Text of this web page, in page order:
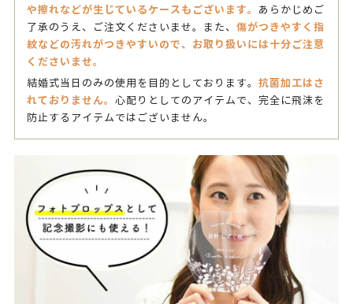
や擦れなどが生じているケースもございます。 あらかじめご
了承のうえ、ご注文くださいませ。また、 傷がつきやすく指
紋などの汚れがつきやすいので、お取り扱いには十分ご注意
くださいませ。
結婚式当日のみの使用を目的としております。 抗菌加工はさ
れておりません。 心配りとしてのアイテムで、完全に飛沫を
防止するアイテムではございません。